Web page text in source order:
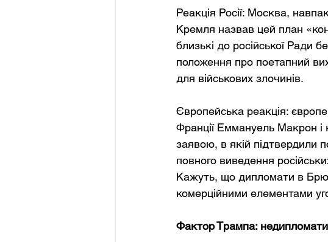
Реакція Росії: Москва,
Кремля назвав цей план
близькі до російської Ради
положення про поетапний
для військових злочинів.
Європейська реакція:
Франції Еммануель Макрон
заявою, в якій підтвердили
повного виведення
Кажуть, що дипломати в
комерційними елементами
Фактор Трампа: